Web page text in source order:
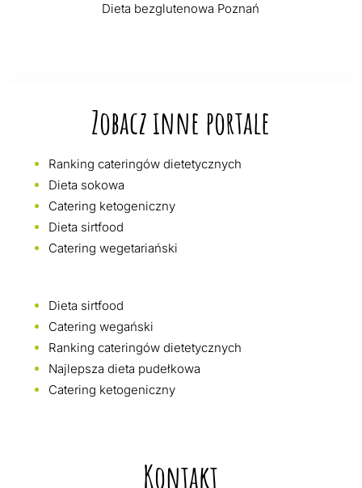
Dieta bezglutenowa Poznań
Zobacz inne portale
Ranking cateringów dietetycznych
Dieta sokowa
Catering ketogeniczny
Dieta sirtfood
Catering wegetariański
Dieta sirtfood
Catering wegański
Ranking cateringów dietetycznych
Najlepsza dieta pudełkowa
Catering ketogeniczny
Kontakt